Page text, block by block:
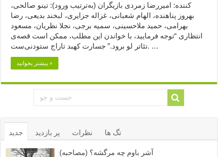
کننده: امیررضا زمردی بازیگران (به‌ترتیب ورود): تینو صالحی،
بهروز پناهنده، الهام شعبانی، غزاله جزایری، لبخند بدیعی، رضا
بهرامی، حمید ملاحسینی، سمیه برجی، نجلا نظریان، مسعود
انتظاری “توجه فرمایید،‌ با خواندن این مطلب، ممکن است قصه‌ی
تئاتر لو برود.” جسارت کهبد تاراج ستودنی‌ست. …
بیشتر بخوانید »
جدید پر بازدید نظرات تگ ها
آشر باوم چه مرگشه؟ (مصاحبه)